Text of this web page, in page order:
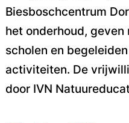
Biesboschcentrum
het onderhoud, geven
scholen en
activiteiten. De
door IVN